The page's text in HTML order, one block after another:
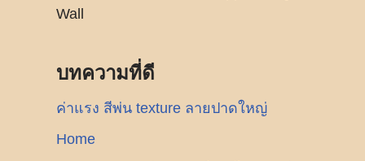
Wall
บทความที่ดี
ค่าแรง สีพ่น texture ลายปาดใหญ่
Home